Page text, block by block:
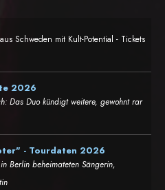
Schweden mit Kult-Potential - Tickets
2026
Das Duo kündigt weitere, gewohnt rar
- Tourdaten 2026
Berlin beheimateten Sängerin,